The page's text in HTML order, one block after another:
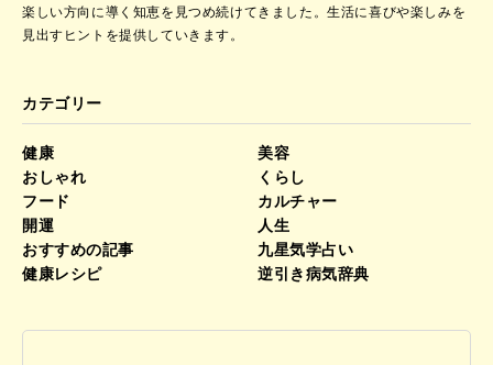
楽しい方向に導く知恵を見つめ続けてきました。生活に喜びや楽しみを
見出すヒントを提供していきます。
カテゴリー
健康
美容
おしゃれ
くらし
フード
カルチャー
開運
人生
おすすめの記事
九星気学占い
健康レシピ
逆引き病気辞典